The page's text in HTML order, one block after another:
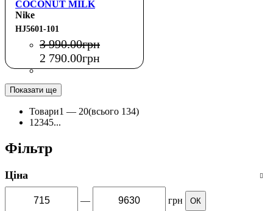
COCONUT MILK
Nike
HJ5601-101
3 990.00грн
2 790.00грн
Показати ще
Товари1 — 20(всього 134)
1 2345...
Фільтр
Ціна
— грн ОК